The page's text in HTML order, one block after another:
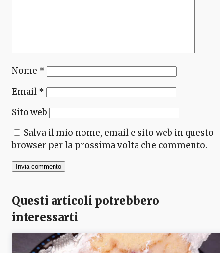
Nome *
Email *
Sito web
Salva il mio nome, email e sito web in questo
browser per la prossima volta che commento.
Questi articoli potrebbero
interessarti